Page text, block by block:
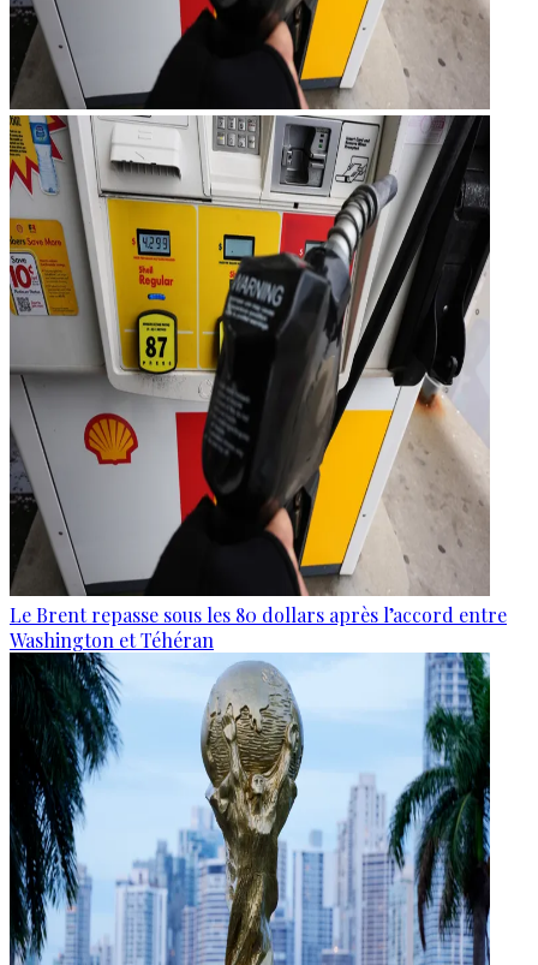
Le Brent repasse sous les 80 dollars après l’accord entre
Washington et Téhéran